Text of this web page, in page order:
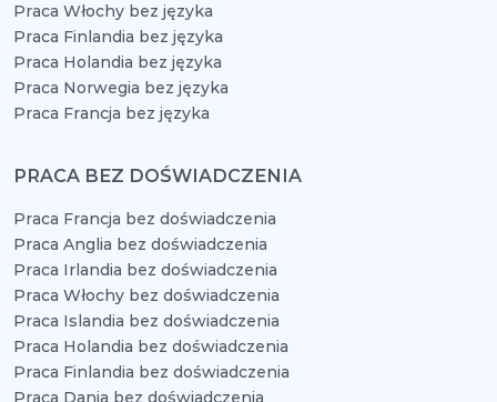
Praca Włochy bez języka
Praca Finlandia bez języka
Praca Holandia bez języka
Praca Norwegia bez języka
Praca Francja bez języka
PRACA BEZ DOŚWIADCZENIA
Praca Francja bez doświadczenia
Praca Anglia bez doświadczenia
Praca Irlandia bez doświadczenia
Praca Włochy bez doświadczenia
Praca Islandia bez doświadczenia
Praca Holandia bez doświadczenia
Praca Finlandia bez doświadczenia
Praca Dania bez doświadczenia